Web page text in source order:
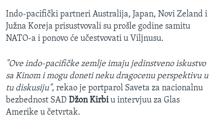
Indo-pacifički partneri Australija, Japan, Novi Zeland i
Južna Koreja prisustvovali su prošle godine samitu
NATO-a i ponovo će učestvovati u Viljnusu.
"Ove indo-pacifičke zemlje imaju jedinstveno iskustvo
sa Kinom i mogu doneti neku dragocenu perspektivu u
tu diskusiju", rekao je portparol Saveta za nacionalnu
bezbednost SAD Džon Kirbiu intervjuu za Glas
Amerike u četvrtak.